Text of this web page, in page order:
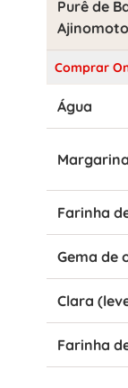
Purê de
Comprar
Água
Farinha
Gema de
Clara
Farinha